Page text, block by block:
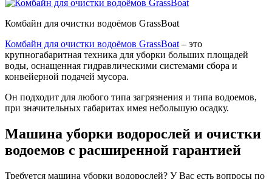
Комбайн для очистки водоёмов GrassBoat
Комбайн для очистки водоёмов GrassBoat – это
крупногабаритная техника для уборки больших площадей
воды, оснащенная гидравлическими системами сбора и
конвейерной подачей мусора.
Он подходит для любого типа загрязнения и типа водоемов,
при значительных габаритах имея небольшую осадку.
Машина уборки водорослей и очистки
водоемов с расширенной гарантией
Требуется машина уборки водорослей? У Вас есть вопросы по